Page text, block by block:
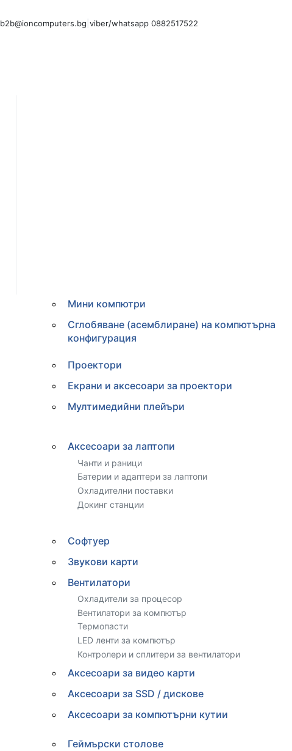
b2b@ioncomputers.bg viber/whatsapp 0882517522
Мини компютри
Сглобяване (асемблиране) на компютърна
конфигурация
Проектори
Екрани и аксесоари за проектори
Мултимедийни плейъри
Аксесоари за лаптопи
Чанти и раници
Батерии и адаптери за лаптопи
Охладителни поставки
Докинг станции
Софтуер
Звукови карти
Вентилатори
Охладители за процесор
Вентилатори за компютър
Термопасти
LED ленти за компютър
Контролери и сплитери за вентилатори
Аксесоари за видео карти
Аксесоари за SSD / дискове
Аксесоари за компютърни кутии
Геймърски столове